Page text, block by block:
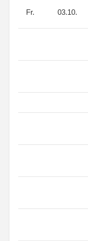
Fr. 03.10.